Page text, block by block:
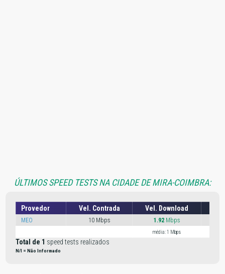
ÚLTIMOS SPEED TESTS NA CIDADE DE MIRA-COIMBRA:
Provedor Vel. Contrada Vel. Download
MEO 10 Mbps 1.92Mbps
média: 1 Mbps
Total de 1 speed tests realizados
N/I = Não Informado